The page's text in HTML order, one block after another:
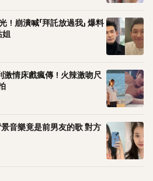
崩潰喊「拜託放過我」 爆料
姐
激情床戲瘋傳！火辣激吻尺
音樂竟是前男友的歌 對方